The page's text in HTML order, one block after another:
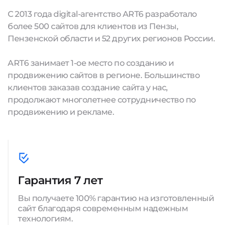
С 2013 года digital-агентство ART6 разработало
более 500 сайтов для клиентов из Пензы,
Пензенской области и 52 других регионов России.
ART6 занимает 1-ое место по созданию и
продвижению сайтов в регионе. Большинство
клиентов заказав создание сайта у нас,
продолжают многолетнее сотрудничество по
продвижению и рекламе.
Гарантия 7 лет
Вы получаете 100% гарантию на изготовленный
сайт благодаря современным надежным
технологиям.